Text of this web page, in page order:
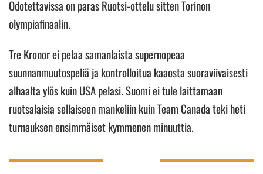
Odotettavissa on paras Ruotsi-ottelu sitten Torinon
olympiafinaalin.
Tre Kronor ei pelaa samanlaista supernopeaa
suunnanmuutospeliä ja kontrolloitua kaaosta suoraviivaisesti
alhaalta ylös kuin USA pelasi. Suomi ei tule laittamaan
ruotsalaisia sellaiseen mankeliin kuin Team Canada teki heti
turnauksen ensimmäiset kymmenen minuuttia.